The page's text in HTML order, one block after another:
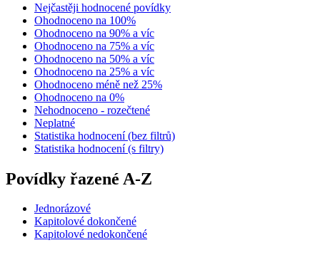
Nejčastěji hodnocené povídky
Ohodnoceno na 100%
Ohodnoceno na 90% a víc
Ohodnoceno na 75% a víc
Ohodnoceno na 50% a víc
Ohodnoceno na 25% a víc
Ohodnoceno méně než 25%
Ohodnoceno na 0%
Nehodnoceno - rozečtené
Neplatné
Statistika hodnocení (bez filtrů)
Statistika hodnocení (s filtry)
Povídky řazené A-Z
Jednorázové
Kapitolové dokončené
Kapitolové nedokončené